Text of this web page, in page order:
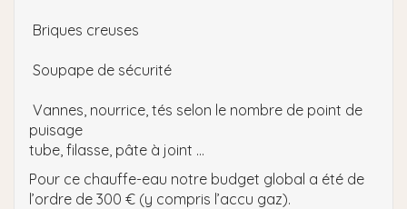
Briques creuses
Soupape de sécurité
Vannes, nourrice, tés selon le nombre de point de
puisage
tube, filasse, pâte à joint …
Pour ce chauffe-eau notre budget global a été de
l’ordre de 300 € (y compris l’accu gaz).